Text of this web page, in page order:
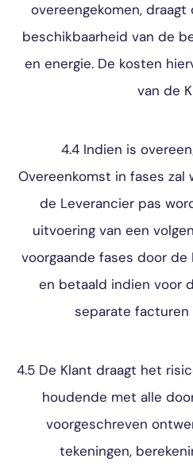
overeengekomen,
beschikbaarheid van de
en energie. De kosten
van de
4.4 Indien is
Overeenkomst in fases zal
de Leverancier pas
uitvoering van een
voorgaande fases door de
en betaald indien voor
separate facturen
4.5 De Klant draagt het
houdende met alle
voorgeschreven
tekeningen,